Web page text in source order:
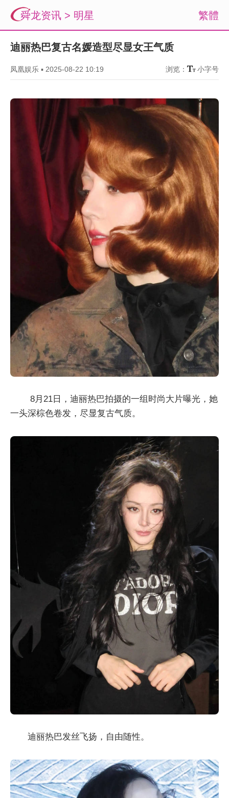
繁體
舜龙资讯 > 明星
迪丽热巴复古名媛造型尽显女王气质
凤凰娱乐 ▪ 2025-08-22 10:19 浏览： 小字号
8月21日，迪丽热巴拍摄的一组时尚大片曝光，她
一头深棕色卷发，尽显复古气质。
迪丽热巴发丝飞扬，自由随性。